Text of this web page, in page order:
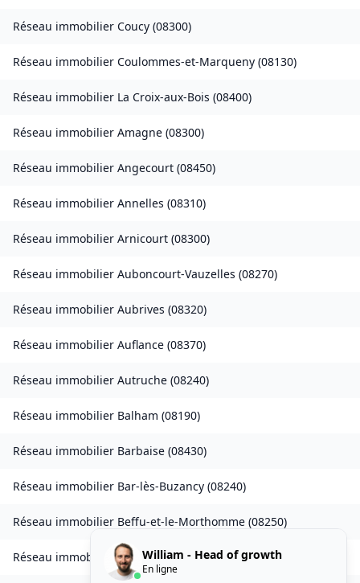
Réseau immobilier Coucy (08300)
Réseau immobilier Coulommes-et-Marqueny (08130)
Réseau immobilier La Croix-aux-Bois (08400)
Réseau immobilier Amagne (08300)
Réseau immobilier Angecourt (08450)
Réseau immobilier Annelles (08310)
Réseau immobilier Arnicourt (08300)
Réseau immobilier Auboncourt-Vauzelles (08270)
Réseau immobilier Aubrives (08320)
Réseau immobilier Auflance (08370)
Réseau immobilier Autruche (08240)
Réseau immobilier Balham (08190)
Réseau immobilier Barbaise (08430)
Réseau immobilier Bar-lès-Buzancy (08240)
Réseau immobilier Beffu-et-le-Morthomme (08250)
Réseau immobilierBelval(08090)
William - Head of growth
En ligne